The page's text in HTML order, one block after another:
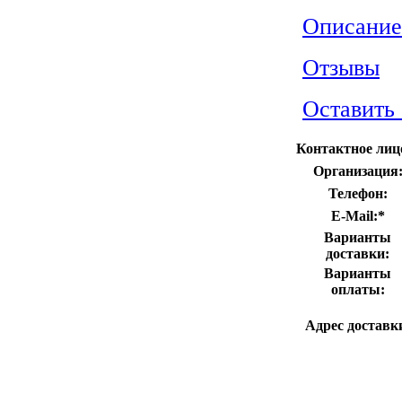
Отзывы
Оставить
Контактное
Организация:
Телефон:
E-Mail:*
Варианты
доставки:
Варианты
оплаты:
Адрес